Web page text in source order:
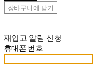
장바구니에 담기
재입고 알림 신청
휴대폰 번호